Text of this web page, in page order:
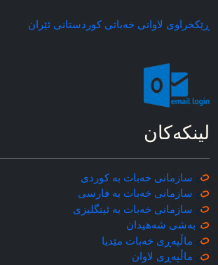
ڕێکخراوی لاوانی خه‌باتی کوردستانی ئێران
لینکه‌کان
سازمانی خه‌بات به کوردی
سازمانی خه‌بات به فارسی
سازمانی خه‌بات به ئینگلیزی
به‌شی شه‌هیدان
ماڵپه‌ڕی خه‌بات مێدیا
ماڵپه‌ڕی لاوان